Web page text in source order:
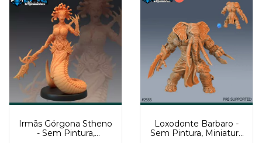
Irmãs Górgona Stheno
- Sem Pintura,
Loxodonte Barbaro -
Sem Pintura, Miniatura